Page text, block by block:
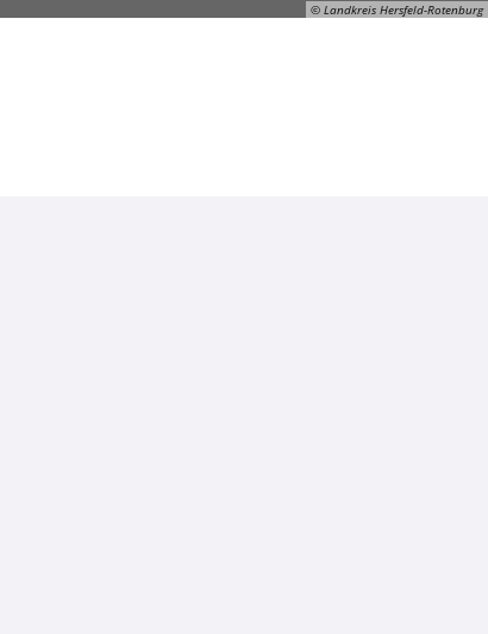
© Landkreis Hersfeld-Rotenburg